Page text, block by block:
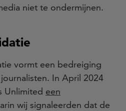
niet te ondermijnen.
vormt een bedreiging
In April 2024
Unlimited een
wij signaleerden dat de